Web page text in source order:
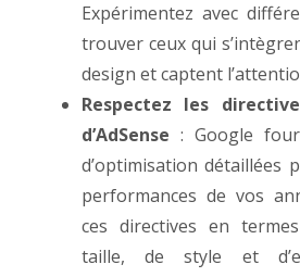
Expérimentez avec
trouver ceux qui
design et captent
Respectez les
d’AdSense : Google
d’optimisation détaillées
performances de vos
ces directives en
taille, de style et